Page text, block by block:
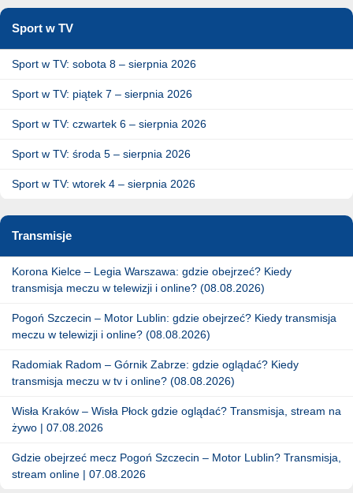
Sport w TV
Sport w TV: sobota 8 – sierpnia 2026
Sport w TV: piątek 7 – sierpnia 2026
Sport w TV: czwartek 6 – sierpnia 2026
Sport w TV: środa 5 – sierpnia 2026
Sport w TV: wtorek 4 – sierpnia 2026
Transmisje
Korona Kielce – Legia Warszawa: gdzie obejrzeć? Kiedy
transmisja meczu w telewizji i online? (08.08.2026)
Pogoń Szczecin – Motor Lublin: gdzie obejrzeć? Kiedy transmisja
meczu w telewizji i online? (08.08.2026)
Radomiak Radom – Górnik Zabrze: gdzie oglądać? Kiedy
transmisja meczu w tv i online? (08.08.2026)
Wisła Kraków – Wisła Płock gdzie oglądać? Transmisja, stream na
żywo | 07.08.2026
Gdzie obejrzeć mecz Pogoń Szczecin – Motor Lublin? Transmisja,
stream online | 07.08.2026